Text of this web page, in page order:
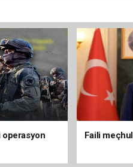
operasyon Faili